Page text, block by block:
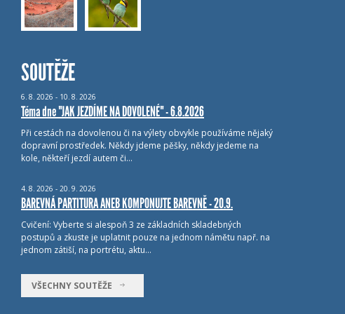
SOUTĚŽE
6. 8. 2026 - 10. 8. 2026
Téma dne "JAK JEZDÍME NA DOVOLENÉ" - 6.8.2026
Při cestách na dovolenou či na výlety obvykle používáme nějaký
dopravní prostředek. Někdy jdeme pěšky, někdy jedeme na
kole, někteří jezdí autem či…
4. 8. 2026 - 20. 9. 2026
BAREVNÁ PARTITURA ANEB KOMPONUJTE BAREVNĚ - 20.9.
Cvičení: Vyberte si alespoň 3 ze základních skladebných
postupů a zkuste je uplatnit pouze na jednom námětu např. na
jednom zátiší, na portrétu, aktu…
VŠECHNY SOUTĚŽE